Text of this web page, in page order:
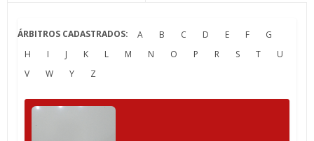
ÁRBITROS CADASTRADOS: A B C D E F
G
H
I J K L M N O P R S T
U
V
W Y Z